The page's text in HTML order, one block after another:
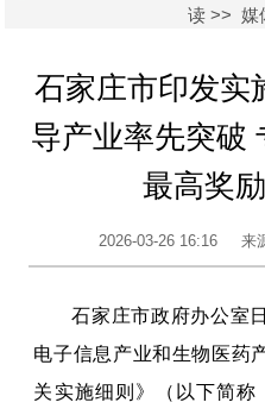
读 >>媒
石家庄市印发实
导产业率先突破
最高奖
2026-03-26 16:16 来
石家庄市政府办公室
电子信息产业和生物医药
关实施细则》（以下简称